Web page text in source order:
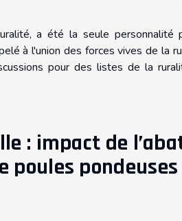
a été la seule personnalité
à l'union des forces vives de la
pour des listes de la
: impact de
poules pondeuses